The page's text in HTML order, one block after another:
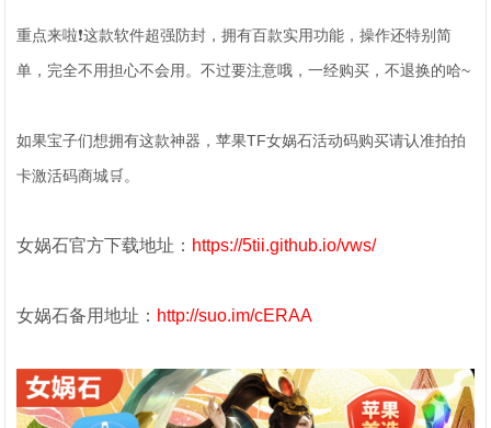
重点来啦❗这款软件超强防封，拥有百款实用功能，操作还特别简
单，完全不用担心不会用。不过要注意哦，一经购买，不退换的哈~
如果宝子们想拥有这款神器，苹果TF女娲石活动码购买请认准拍拍
卡激活码商城🛒。
女娲石官方下载地址： https://5tii.github.io/vws/
女娲石备用地址： http://suo.im/cERAA